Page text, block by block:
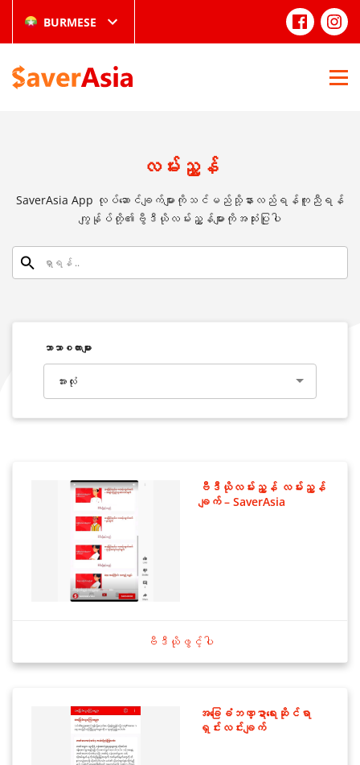
BURMESE
လမ်းညွှန်
SaverAsia App လုပ်ဆောင်ချက်များကိုသင်မည်သို့နားလည်ရန်ကူညီရန်
ကျွန်ုပ်တို့၏ဗွီဒီယိုလမ်းညွှန်များကိုအသုံးပြုပါ
ဘာသာစကားများ
အားလုံး
ဗီဒီယိုလမ်းညွှန် လမ်းညွှန်
ချက် – SaverAsia
ဗီဒီယိုဖွင့်ပါ
အခြေခံဘဏ္ဍာရေးဆိုင်ရာ
ရှင်းလင်းချက်